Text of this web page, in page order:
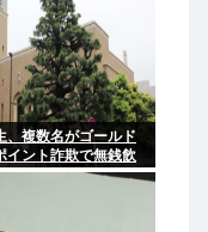
、複数名がゴールド
イント詐欺で無銭飲